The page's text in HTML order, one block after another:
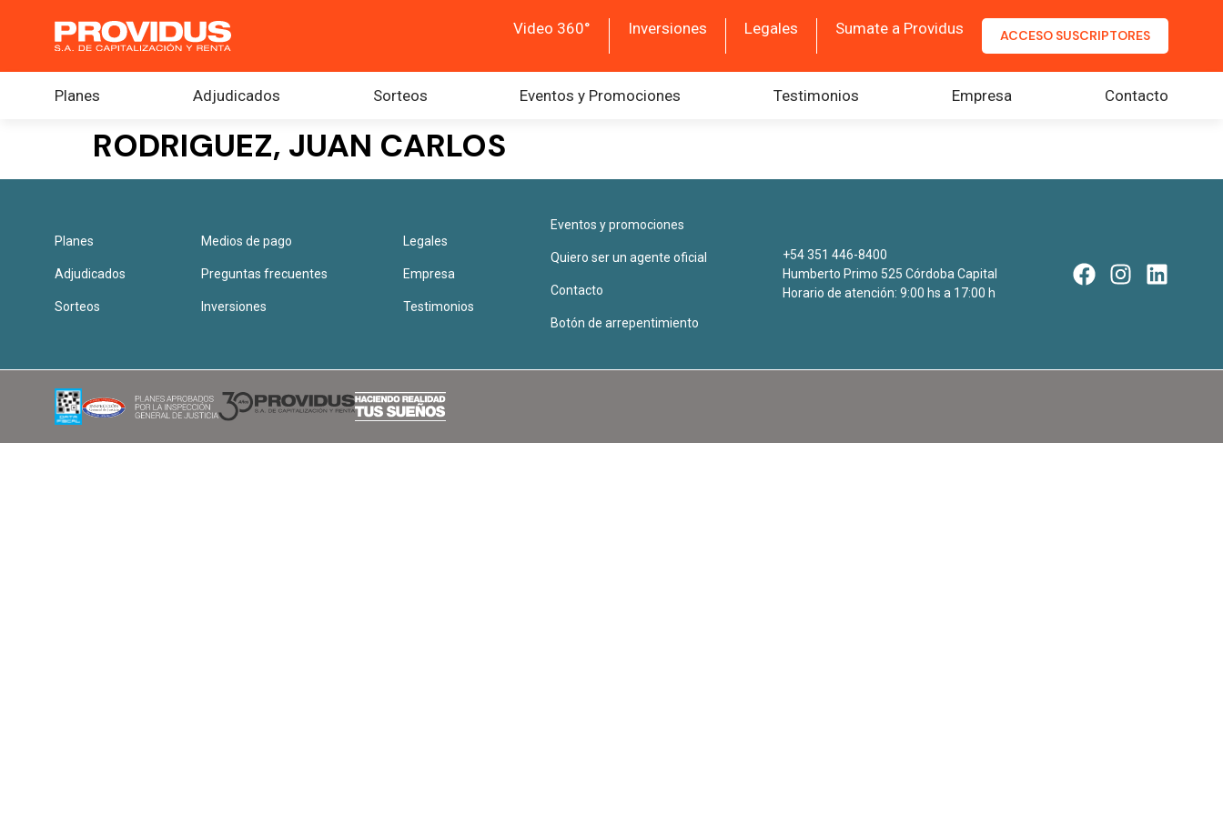
Video 360° Inversiones Legales Sumate a Providus ACCESO SUSCRIPTORES
Planes Adjudicados Sorteos Eventos y Promociones Testimonios Empresa Contacto
RODRIGUEZ, JUAN CARLOS
Planes
Adjudicados
Sorteos
Medios de pago
Preguntas frecuentes
Inversiones
Legales
Empresa
Testimonios
Eventos y promociones
Quiero ser un agente oficial
Contacto
Botón de arrepentimiento
+54 351 446-8400
Humberto Primo 525 Córdoba Capital
Horario de atención: 9:00 hs a 17:00 h